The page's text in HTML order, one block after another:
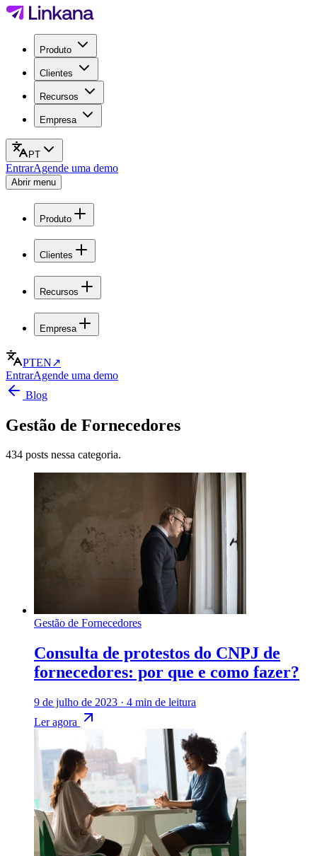
Produto
Clientes
Recursos
Empresa
PT
EntrarAgende uma demo
Abrir menu
Produto
Clientes
Recursos
Empresa
PTEN↗
EntrarAgende uma demo
Blog
Gestão de Fornecedores
434 posts nessa categoria.
Gestão de Fornecedores
Consulta de protestos do CNPJ de
fornecedores: por que e como fazer?
9 de julho de 2023 · 4 min de leitura
Ler agora